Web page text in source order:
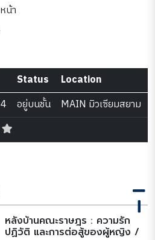
น้า
Status
Location
อยู่บนชั้น
MAIN มิวเซียมสยาม
หลังบ้านคณะราษฎร : ความรัก
ปฏิวัติ และการต่อสู้ของผู้หญิง /